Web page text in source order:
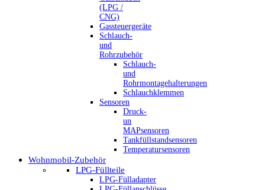
(LPG /
CNG)
Gassteuergeräte
Schlauch-
und
Rohrzubehör
Schlauch-
und
Rohrmontagehalterungen
Schlauchklemmen
Sensoren
Druck-
un
MAPsensoren
Tankfüllstandsensoren
Temperatursensoren
Wohnmobil-Zubehör
LPG-Füllteile
LPG-Fülladapter